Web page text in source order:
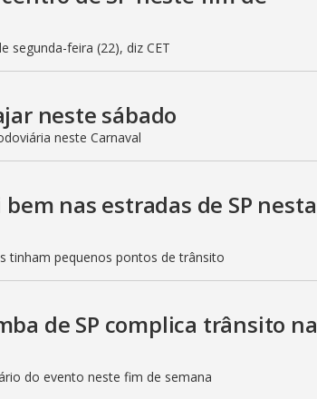
segunda-feira (22), diz CET
neste sábado
neste Carnaval
nas estradas de SP nesta
tinham pequenos pontos de trânsito
de SP complica trânsito na
do evento neste fim de semana